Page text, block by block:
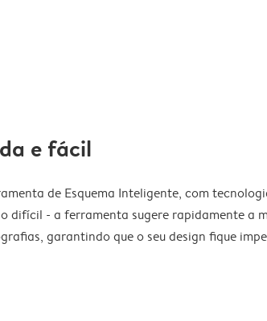
e fácil
de Esquema Inteligente, com
difícil - a ferramenta sugere rapidamente a
garantindo que o seu design fique